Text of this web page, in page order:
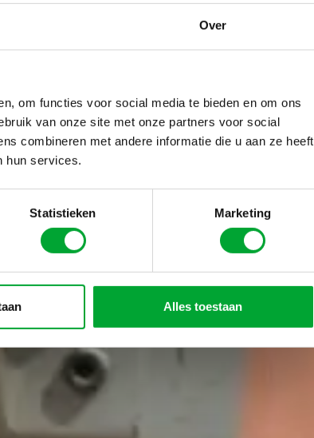
Over
om functies voor social media te bieden en om ons
van onze site met onze partners voor social
combineren met andere informatie die u aan ze heeft
hun services.
Statistieken Marketing
Alles toestaan